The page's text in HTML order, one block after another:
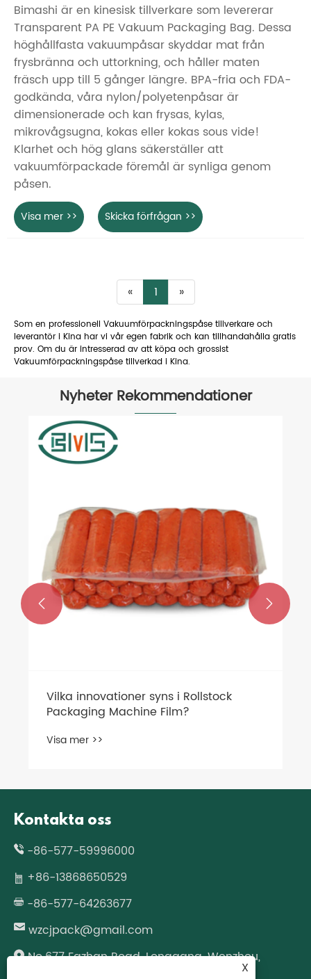
Bimashi är en kinesisk tillverkare som levererar
Transparent PA PE Vakuum Packaging Bag. Dessa
höghållfasta vakuumpåsar skyddar mat från
frysbränna och uttorkning, och håller maten
fräsch upp till 5 gånger längre. BPA-fria och FDA-
godkända, våra nylon/polyetenpåsar är
dimensionerade och kan frysas, kylas,
mikrovågsugna, kokas eller kokas sous vide!
Klarhet och hög glans säkerställer att
vakuumförpackade föremål är synliga genom
påsen.
Visa mer >> Skicka förfrågan >>
« 1 »
Som en professionell Vakuumförpackningspåse tillverkare och
leverantör i Kina har vi vår egen fabrik och kan tillhandahålla gratis
prov. Om du är intresserad av att köpa och grossist
Vakuumförpackningspåse tillverkad i Kina.
Nyheter Rekommendationer
Inleder Rollstock Packaging Machine
Film en ny era av
 
Kontakta oss
-86-577-59996000
+86-13868650529
-86-577-64263677
wzcjpack@gmail.com
No.677 Fazhan Road, Longgang, Wenzhou,
X